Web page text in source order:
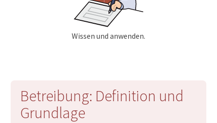
Wissen und anwenden.
Betreibung: Definition und
Grundlage